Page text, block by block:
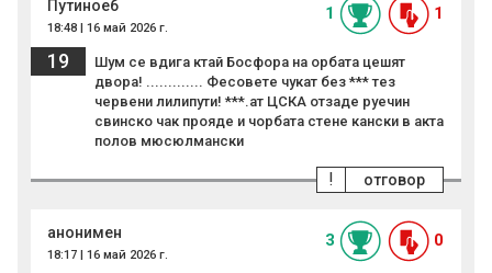
Путиноеб
18:48 | 16 май 2026 г.
1 1
19
Шум се вдига ктай Босфора на орбата цешят
двора! ............. Фесовете чукат без *** тез
червени лилипути! ***.ат ЦСКА отзаде руечин
свинско чак прояде и чорбата стене кански в акта
полов мюсюлмански
отговор
!
анонимен
18:17 | 16 май 2026 г.
3 0